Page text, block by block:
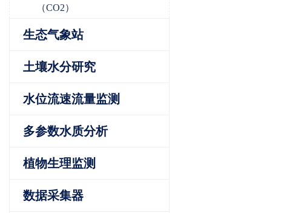
（CO2）
生态气象站
土壤水分研究
水位流速流量监测
多参数水质分析
植物生理监测
数据采集器